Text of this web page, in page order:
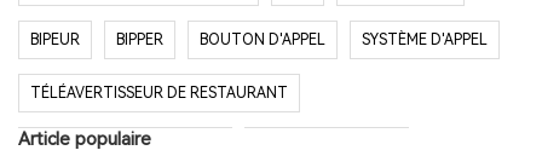
BIPEUR BIPPER BOUTON D'APPEL SYSTÈME D'APPEL
TÉLÉAVERTISSEUR DE RESTAURANT
SYSTÈME D'APPEL SANS FIL
Article populaire